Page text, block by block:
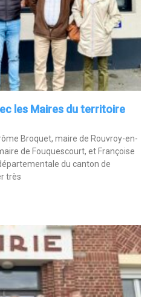
les Maires du territoire
Broquet, maire de Rouvroy-en-
de Fouquescourt, et Françoise
du canton de
très